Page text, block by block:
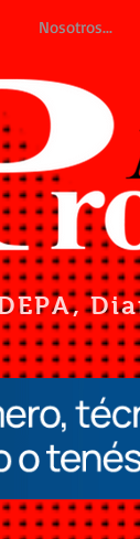
Nosotros...
,